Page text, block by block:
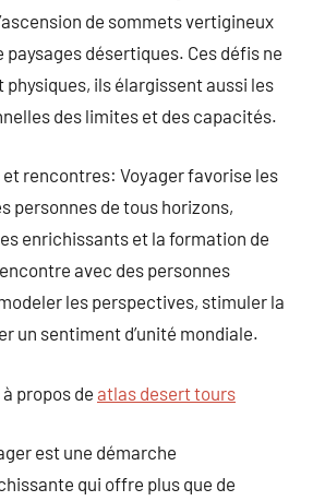
de sommets vertigineux
paysages désertiques. Ces défis ne
physiques, ils élargissent aussi les
des limites et des capacités.
rencontres: Voyager favorise les
personnes de tous horizons,
enrichissants et la formation de
avec des personnes
les perspectives, stimuler la
un sentiment d’unité mondiale.
propos de atlas desert tours
est une démarche
qui offre plus que de